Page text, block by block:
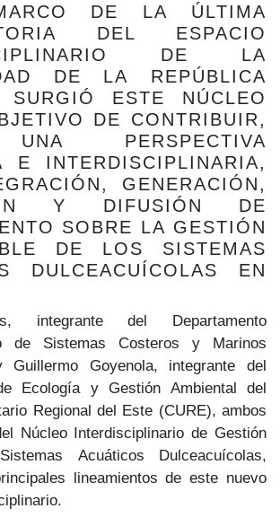
DE LA ÚLTIMA
DEL ESPACIO
DE LA
DE LA REPÚBLICA
SURGIÓ ESTE NÚCLEO
DE CONTRIBUIR,
PERSPECTIVA
E INTERDISCIPLINARIA,
GENERACIÓN,
Y DIFUSIÓN DE
SOBRE LA GESTIÓN
DE LOS SISTEMAS
DULCEACUÍCOLAS EN
integrante del Departamento
de Sistemas Costeros y Marinos
Guillermo Goyenola, integrante del
Ecología y Gestión Ambiental del
Regional del Este (CURE), ambos
Núcleo Interdisciplinario de Gestión
Acuáticos Dulceacuícolas,
lineamientos de este nuevo